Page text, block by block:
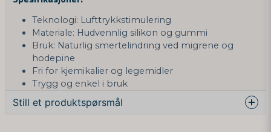
Teknologi: Lufttrykkstimulering
Materiale: Hudvennlig silikon og gummi
Bruk: Naturlig smertelindring ved migrene og
hodepine
Fri for kjemikalier og legemidler
Trygg og enkel i bruk
Still et produktspørsmål